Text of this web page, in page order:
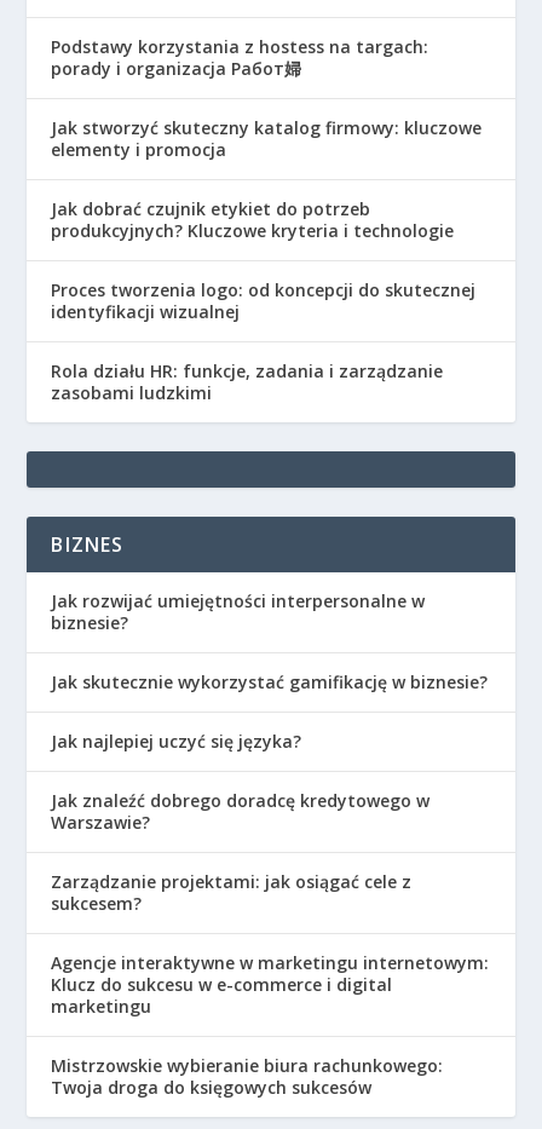
Podstawy korzystania z hostess na targach:
porady i organizacja Работ婦
Jak stworzyć skuteczny katalog firmowy: kluczowe
elementy i promocja
Jak dobrać czujnik etykiet do potrzeb
produkcyjnych? Kluczowe kryteria i technologie
Proces tworzenia logo: od koncepcji do skutecznej
identyfikacji wizualnej
Rola działu HR: funkcje, zadania i zarządzanie
zasobami ludzkimi
BIZNES
Jak rozwijać umiejętności interpersonalne w
biznesie?
Jak skutecznie wykorzystać gamifikację w biznesie?
Jak najlepiej uczyć się języka?
Jak znaleźć dobrego doradcę kredytowego w
Warszawie?
Zarządzanie projektami: jak osiągać cele z
sukcesem?
Agencje interaktywne w marketingu internetowym:
Klucz do sukcesu w e-commerce i digital
marketingu
Mistrzowskie wybieranie biura rachunkowego:
Twoja droga do księgowych sukcesów